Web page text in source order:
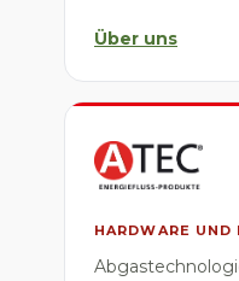
Über uns
HARDWARE